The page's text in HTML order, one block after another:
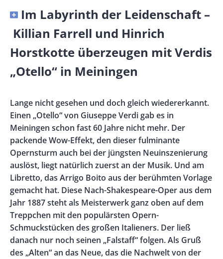
Banner
Size
Im Labyrinth der Leidenschaft –
Killian Farrell und Hinrich
Horstkotte überzeugen mit Verdis
„Otello“ in Meiningen
Vorspann
/
Teaser
Lange nicht gesehen und doch gleich wiedererkannt.
Einen „Otello“ von Giuseppe Verdi gab es in
Meiningen schon fast 60 Jahre nicht mehr. Der
packende Wow-Effekt, den dieser fulminante
Opernsturm auch bei der jüngsten Neuinszenierung
auslöst, liegt natürlich zuerst an der Musik. Und am
Libretto, das Arrigo Boito aus der berühmten Vorlage
gemacht hat. Diese Nach-Shakespeare-Oper aus dem
Jahr 1887 steht als Meisterwerk ganz oben auf dem
Treppchen mit den populärsten Opern-
Schmuckstücken des großen Italieners. Der ließ
danach nur noch seinen „Falstaff“ folgen. Als Gruß
des „Alten“ an das Neue, das die Nachwelt von der